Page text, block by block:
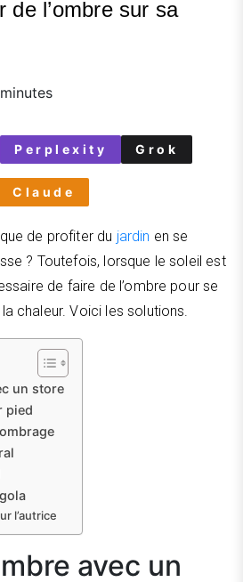
de l’ombre sur sa
minutes
Perplexity Grok
Claude
de profiter du jardin en se
? Toutefois, lorsque le soleil est
de faire de l’ombre pour se
chaleur. Voici les solutions.
un store
pied
l’autrice
avec un